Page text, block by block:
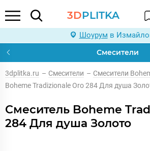
3DPLITKA
Шоурум в
Смесители
3dplitka.ru – Смесители – Смесители
Boheme Tradizionale Oro 284 Для душа
Смеситель Boheme
284 Для душа Золото